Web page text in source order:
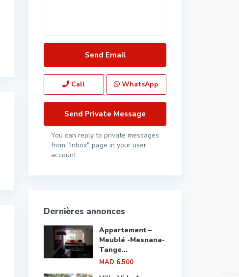
Call WhatsApp
You can reply to private messages
from "Inbox" page in your user
account.
Dernières annonces
Appartement –
Meublé -Mesnana-
Tange...
MAD 6.500